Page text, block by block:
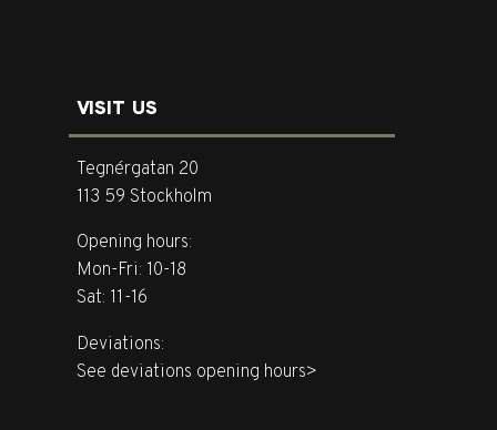
VISIT US
Tegnérgatan 20
113 59 Stockholm
Opening hours:
Mon-Fri: 10-18
Sat: 11-16
Deviations:
See deviations opening hours>